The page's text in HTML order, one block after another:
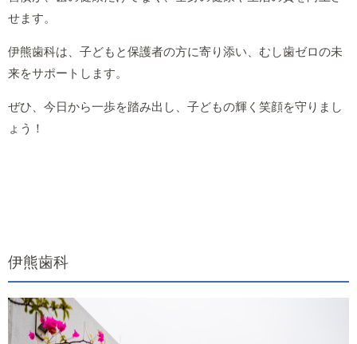
せます。
伊熊歯科は、子どもと保護者の方に寄り添い、むし歯ゼロの未
来をサポートします。
ぜひ、今日から一歩を踏み出し、子どもの輝く笑顔を守りまし
ょう！
伊熊歯科